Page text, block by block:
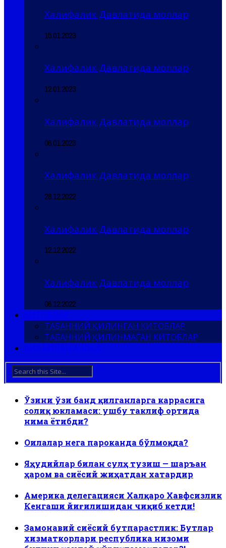
Халифалик Давлатида моллар
15.01.2023
Халифалик Давлатида моллар
12.01.2023
Халифалик Давлатида моллар
06.01.2023
Халифалик Давлатида моллар
28.12.2022
Халифалик Давлатида моллар
12.12.2022
Халифалик Давлатида моллар
06.12.2022
ТАБАННИЙ ҚИЛИНГАН КИТОБЛАР
ТАБАННИЙ ҚИЛИНМАГАН КИТОБЛАР
Ўзини ўзи банд қилганларга каррасига
солиқ юкламаси: ушбу таклиф ортида
нима ётибди?
Оилалар нега пароканда бўлмоқда?
Яҳудийлар билан сулҳ тузиш — шаръан
ҳаром ва сиёсий жиҳатдан хатардир
Америка делегацияси Халқаро Хавфсизлик
Кенгаши йиғилишидан чиқиб кетди!
Замонавий сиёсий бутпарастлик: Бутлар
хизматкорлари республика низоми